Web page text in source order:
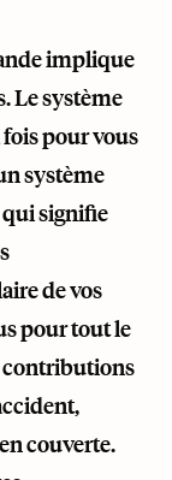
implique
Le système
pour vous
système
qui signifie
de vos
pour tout le
contributions
couverte.